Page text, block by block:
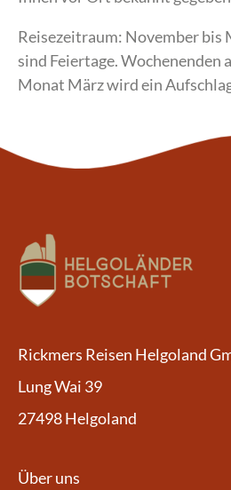
Reisezeitraum: November bis
sind Feiertage. Wochenenden
Monat März wird ein
Rickmers Reisen Helgoland
Lung Wai 39
27498 Helgoland
Über uns